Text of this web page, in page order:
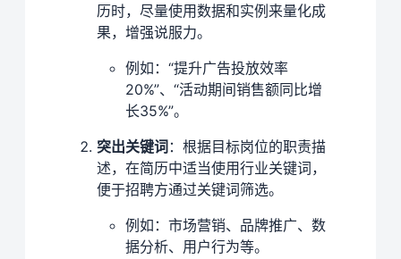
历时，尽量使用数据和实例来量化成
果，增强说服力。
例如：“提升广告投放效率
20%”、“活动期间销售额同比增
长35%”。
突出关键词：根据目标岗位的职责描
述，在简历中适当使用行业关键词，
便于招聘方通过关键词筛选。
例如：市场营销、品牌推广、数
据分析、用户行为等。